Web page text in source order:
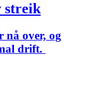
streik
nå over, og
drift.